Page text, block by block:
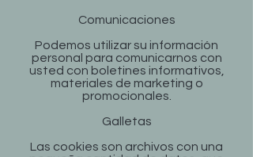
Comunicaciones
Podemos utilizar su información
personal para comunicarnos con
usted con boletines informativos,
materiales de marketing o
promocionales.
Galletas
Las cookies son archivos con una